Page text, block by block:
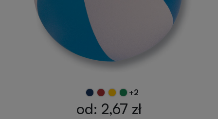
+2
od: 2,67 zł